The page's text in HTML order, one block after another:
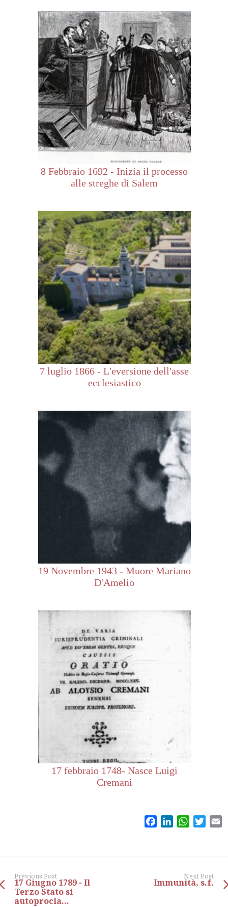
8 Febbraio 1692 - Inizia il processo
alle streghe di Salem
7 luglio 1866 - L'eversione dell'asse
ecclesiastico
19 Novembre 1943 - Muore Mariano
D'Amelio
17 febbraio 1748- Nasce Luigi
Cremani
FacebookLinkedIn
Previous Post
17 Giugno 1789 - Il
Terzo Stato si
autoprocla...
Next Post
Immunità, s.f.